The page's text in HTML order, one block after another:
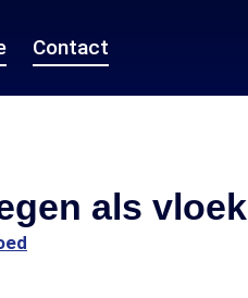
Contact
als vloek